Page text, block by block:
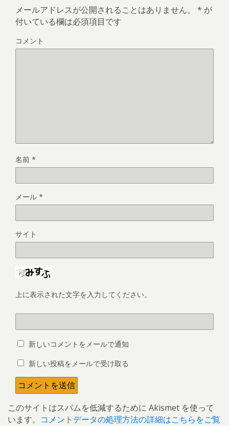
メールアドレスが公開されることはありません。 * が
付いている欄は必須項目です
コメント
名前 *
メール *
サイト
上に表示された文字を入力してください。
新しいコメントをメールで通知
新しい投稿をメールで受け取る
このサイトはスパムを低減するために Akismet を使って
います。 コメントデータの処理方法の詳細はこちらをご覧